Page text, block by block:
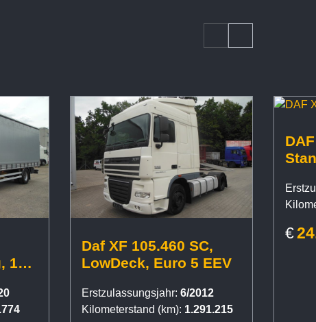
19
Daf XF 105.460 SC,
LowDeck, Euro 5 EEV
Erstzulassungsjahr: 6/2012
Kilometerstand (km): 1.291.215
€